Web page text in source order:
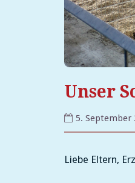
Unser
5. September
Liebe Eltern,